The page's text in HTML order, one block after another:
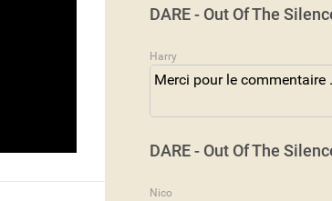
DARE - Out Of The
Harry
Merci pour le commentaire
DARE - Out Of The
Nico